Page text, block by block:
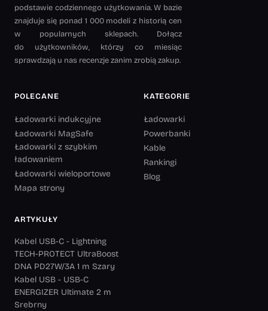
podstawie codziennego użytkowania. W bazie
znajduje się ponad 1 000 modeli z historią cen
w popularnych sklepach. Dołącz
do użytkowników, którzy co miesiąc
sprawdzają u nas recenzje zanim zrobią zakup.
POLECANE
Ładowarki indukcyjne
Ładowarki MagSafe
Ładowarki z szybkim
ładowaniem
Ładowarki wieloportowe
Mapa strony
KATEGORIE
Ładowarki
Powerbanki
Kable
Rankingi
Blog
ARTYKUŁY
Kabel USB-C - Lightning
TECH-PROTECT UltraBoost
DNA PD27W/3A 1 m Szary
Kabel USB - USB-C
ENERGIZER Ultimate 2 m
Srebrny